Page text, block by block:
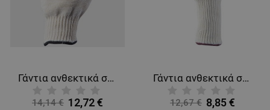
Γάντια ανθεκτικά στη θερμότητα MONARCH
14,14 € 12,72 €
Γάντια ανθεκτικά στη θερμότητα OVENBIRD 35
12,67 € 8,85 €